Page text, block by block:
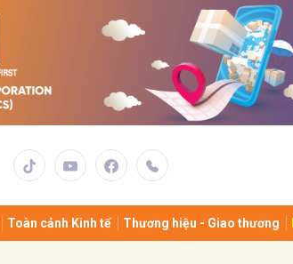
Toàn cảnh Kinh tế Thương hiệu - Giao thương
Gửi bình luận